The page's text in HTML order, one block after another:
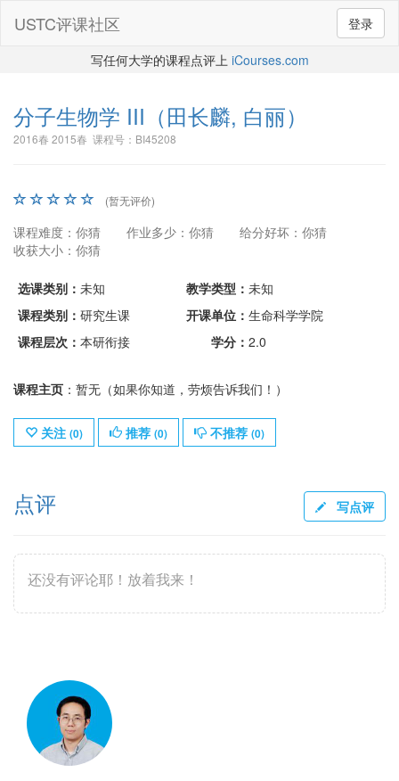
登录
USTC评课社区
写任何大学的课程点评上 iCourses.com
分子生物学 III （田长麟, 白丽）
2016春 2015春 课程号：BI45208
(暂无评价)
课程难度：你猜 作业多少：你猜
给分好坏：你猜
收获大小：你猜
选课类别： 未知 教学类型： 未知
课程类别： 研究生课 开课单位： 生命科学学院
课程层次： 本研衔接 学分： 2.0
课程主页 ：暂无（如果你知道，劳烦告诉我们！）
关注 (0) 推荐 (0) 不推荐 (0)
点评 写点评
还没有评论耶！放着我来！